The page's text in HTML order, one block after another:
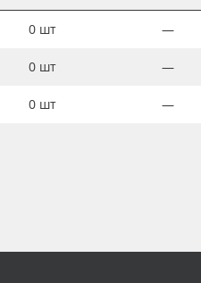
0 шт —
0 шт —
0 шт —